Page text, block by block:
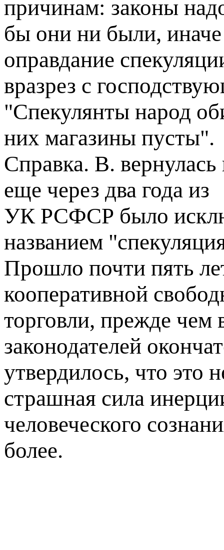
причинам: законы
бы они ни были, иначе
оправдание
вразрез с
"Спекулянты народ
них магазины пусты".
Справка. В.
еще через два года из
УК РСФСР было
названием
Прошло почти пять
кооперативной
торговли, прежде
законодателей
утвердилось, что это
страшная сила
человеческого
более.